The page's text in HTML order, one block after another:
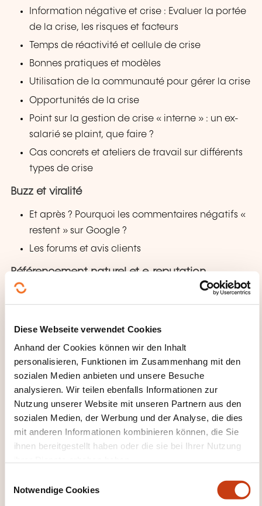
Diese Webseite verwendet Cookies
Anhand der Cookies können wir den Inhalt
personalisieren, Funktionen im Zusammenhang mit den
sozialen Medien anbieten und unsere Besuche
analysieren. Wir teilen ebenfalls Informationen zur
Nutzung unserer Website mit unseren Partnern aus den
sozialen Medien, der Werbung und der Analyse, die dies
mit anderen Informationen kombinieren können, die Sie
ihnen bereitgestellt haben oder die sie bei Ihrer Nutzung
Notwendige Cookies
Information négative et crise : Evaluer la portée
de la crise, les risques et facteurs
Temps de réactivité et cellule de crise
Bonnes pratiques et modèles
Utilisation de la communauté pour gérer la crise
Opportunités de la crise
Point sur la gestion de crise « interne » : un ex-
salarié se plaint, que faire ?
Cas concrets et ateliers de travail sur différents
types de crise
Buzz et viralité
Et après ? Pourquoi les commentaires négatifs «
restent » sur Google ?
Les forums et avis clients
Référencement naturel et e-reputation,
comment y remédier
DER WEITERBILDUNG?
Une attestation de participation sera transmise aux
participants
WANN FINDET DER NÄCHSTE
TERMIN STATT?
890,00€